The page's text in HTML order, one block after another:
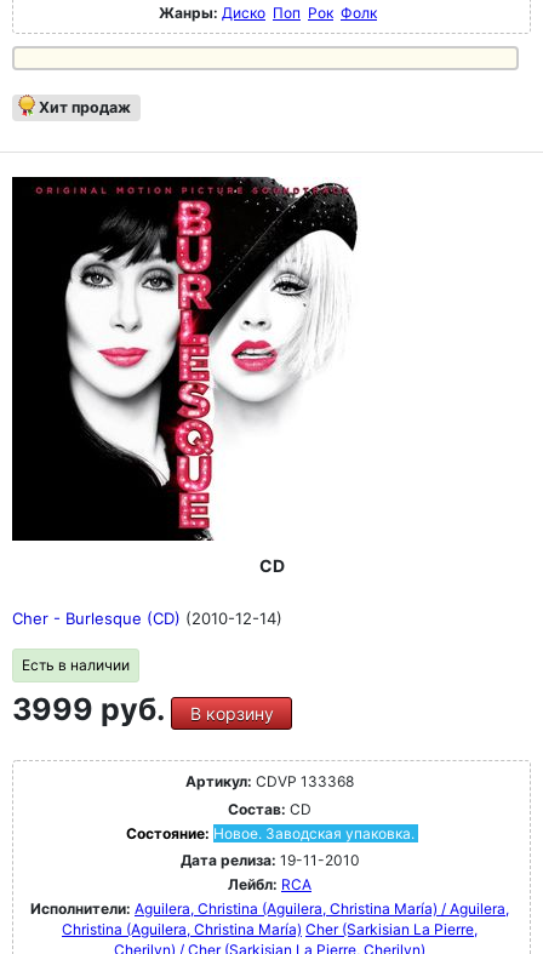
Жанры: Диско Поп Рок Фолк
Хит продаж
CD
Cher - Burlesque (CD) (2010-12-14)
Есть в наличии
3999 руб. В корзину
Артикул: CDVP 133368
Состав: CD
Состояние: Новое. Заводская упаковка.
Дата релиза: 19-11-2010
Лейбл: RCA
Исполнители: Aguilera, Christina (Aguilera, Christina María) / Aguilera,
Christina (Aguilera, Christina María) Cher (Sarkisian La Pierre,
Cherilyn) / Cher (Sarkisian La Pierre, Cherilyn)